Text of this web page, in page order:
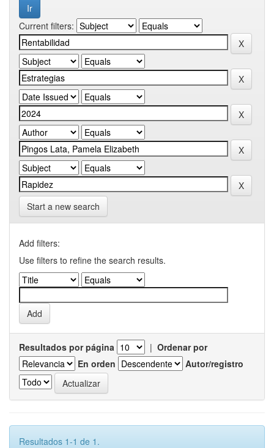
Current filters:
Start a new search
Add filters:
Use filters to refine the search results.
Resultados por página | Ordenar por
En orden
Autor/registro
Resultados 1-1 de 1.